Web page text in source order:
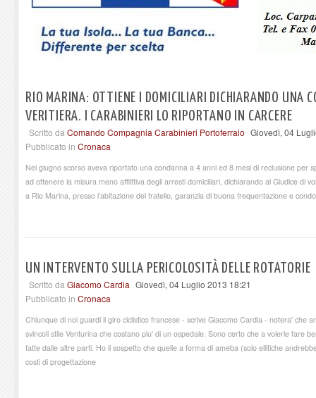
RIO MARINA: OTTIENE I DOMICILIARI DICHIARANDO UNA
VERITIERA. I CARABINIERI LO RIPORTANO IN CARCERE
Scritto da Comando Compagnia Carabinieri Portoferraio Giovedì, 04
Pubblicato in Cronaca
Nel giugno scorso aveva riportato una condanna a 4 anni ed 8 mesi di reclusione per
ad ottenere la misura meno afflittiva degli arresti domiciliari, dichiarando al Giudice di
a Rio Marina, presso l’abitazione del fratello, garanzia di buona frequentazione e
UN INTERVENTO SULLA PERICOLOSITÀ DELLE ROTATORIE
Scritto da Giacomo Cardia Giovedì, 04 Luglio 2013 18:21
Pubblicato in Cronaca
Chiunque di noi guardi il giro ciclistico francese - scrive Giacomo Cardia - notera' che
svincoli stile Venturina che costano piu' di un ospedale. Sono certo che a volerle fare
fatte dalle altre parti. Ho il sospetto che quelle a forma di ameba (solo ellitiche
costi di progettazione